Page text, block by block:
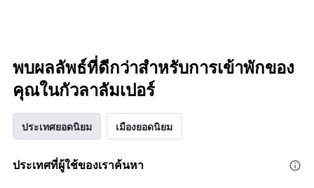
พบผลลัพธ์ที่ดีกว่าสำหรับการเข้าพักของ
คุณในกัวลาลัมเปอร์
ประเทศยอดนิยม เมืองยอดนิยม
ประเทศที่ผู้ใช้ของเราค้นหา